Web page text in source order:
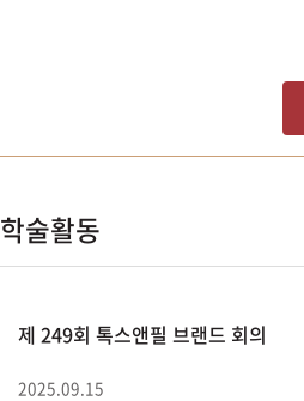
학술활동
제 249회 톡스앤필 브랜드 회의
2025.09.15